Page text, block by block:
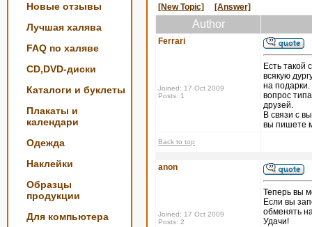
Новые отзывы
Лучшая халява
FAQ по халяве
CD,DVD-диски
Каталоги и буклеты
Плакаты и
календари
Одежда
Наклейки
Образцы
продукции
Для компьютера
[New Topic] [Answer]
Author
Ferrari
Joined: 17 Oct 2009
Posts: 1
Есть такой
всякую
на
вопрос
друзей.
В связи с
вы пишете
Back to top
anon
Joined: 17 Oct 2009
Posts: 2
Теперь вы
Если вы
обменять
Удачи!